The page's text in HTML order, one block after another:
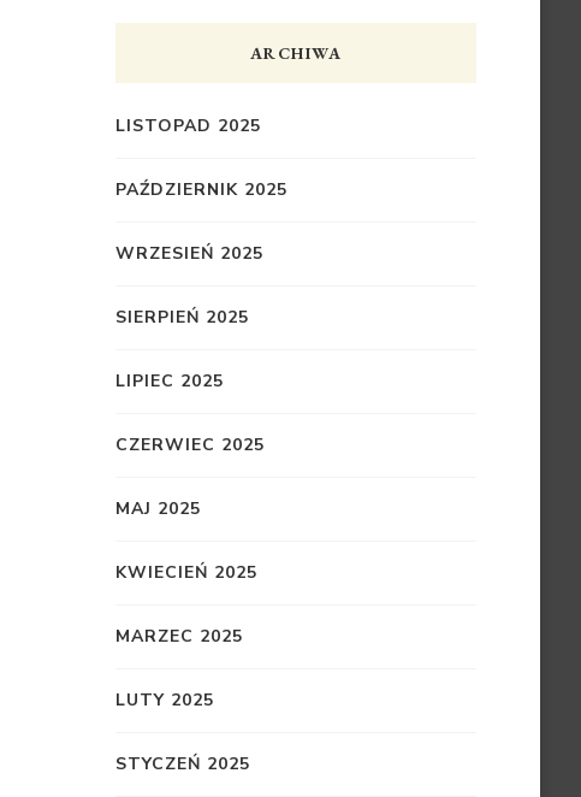
ARCHIWA
LISTOPAD 2025
PAŹDZIERNIK 2025
WRZESIEŃ 2025
SIERPIEŃ 2025
LIPIEC 2025
CZERWIEC 2025
MAJ 2025
KWIECIEŃ 2025
MARZEC 2025
LUTY 2025
STYCZEŃ 2025